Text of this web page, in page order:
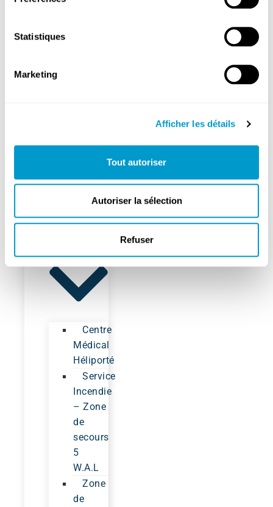
Statistiques
Marketing
Afficher les détails
Tout autoriser
Autoriser la sélection
Refuser
FixMyStreet
Gestion
déchets
Centre
Médical
Héliporté
Service
Incendie
– Zone
de
secours
5
W.A.L
Zone
de